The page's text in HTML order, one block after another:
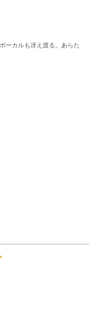
ーカルも冴え渡る。あらた